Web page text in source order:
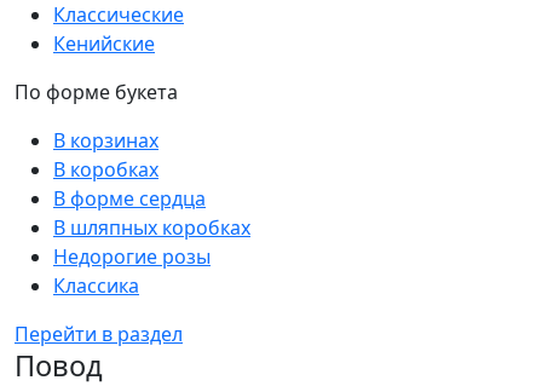
Классические
Кенийские
По форме букета
В корзинах
В коробках
В форме сердца
В шляпных коробках
Недорогие розы
Классика
Перейти в раздел
Повод